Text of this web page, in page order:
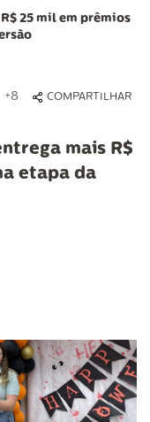
25 mil em prêmios
+8 COMPARTILHAR
mais R$
etapa da